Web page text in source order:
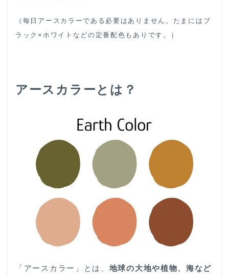
（毎日アースカラーである必要はありません。たまにはブ
ラック×ホワイトなどの定番配色もありです。）
アースカラーとは？
「アースカラー」とは、 地球の大地や植物、海など